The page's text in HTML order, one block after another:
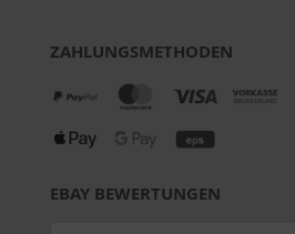
ZAHLUNGSMETHODEN
EBAY BEWERTUNGEN